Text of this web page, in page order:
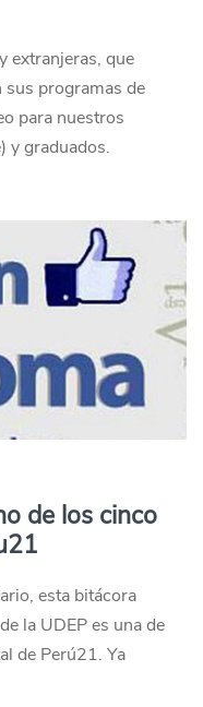
extranjeras, que
sus programas de
para nuestros
y graduados.
de los cinco
esta bitácora
la UDEP es una de
de Perú21. Ya